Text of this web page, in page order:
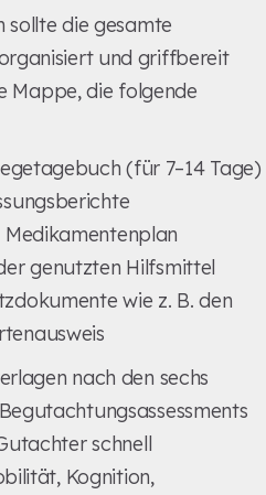
sollte die gesamte
und griffbereit
Mappe, die folgende
(für 7–14 Tage)
Medikamentenplan
genutzten Hilfsmittel
wie z. B. den
nach den sechs
schnell
Kognition,